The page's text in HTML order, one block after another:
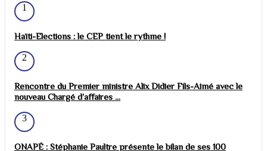
1
Haïti-Elections : le CEP tient le rythme !
2
Rencontre du Premier ministre Alix Didier Fils-Aimé avec le
nouveau Chargé d’affaires ...
3
ONAPÉ : Stéphanie Paultre présente le bilan de ses 100